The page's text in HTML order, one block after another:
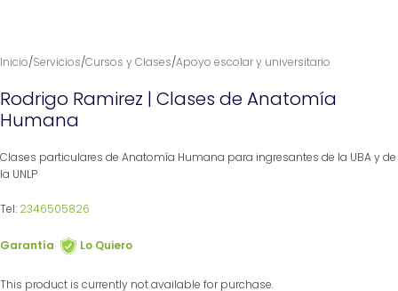
Inicio/Servicios/Cursos y Clases/Apoyo escolar y universitario
Rodrigo Ramirez | Clases de Anatomía
Humana
Clases particulares de Anatomía Humana para ingresantes de la UBA y de
la UNLP
Tel: 2346505826
Garantía Lo Quiero
This product is currently not available for purchase.